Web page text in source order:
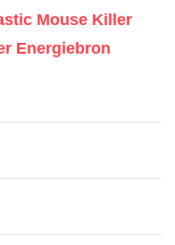
Mouse Killer
Energiebron